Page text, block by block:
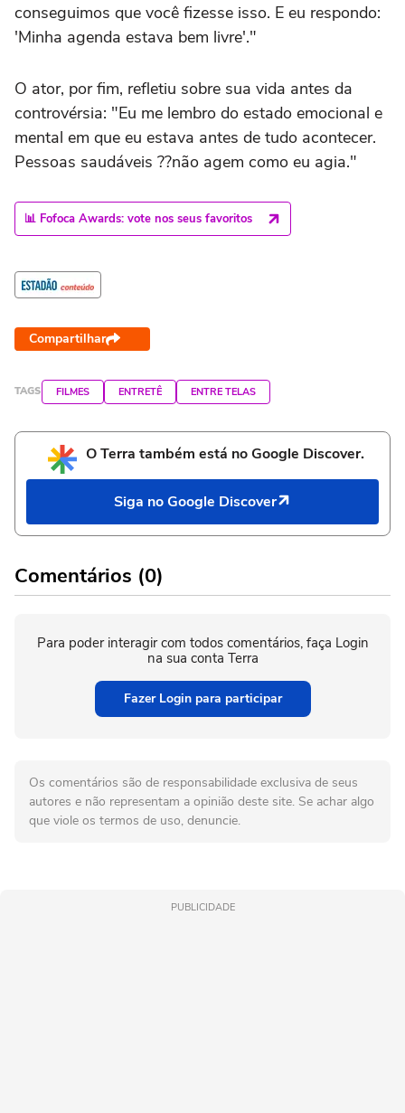
conseguimos que você fizesse isso. E eu respondo:
'Minha agenda estava bem livre'."
O ator, por fim, refletiu sobre sua vida antes da
controvérsia: "Eu me lembro do estado emocional e
mental em que eu estava antes de tudo acontecer.
Pessoas saudáveis ??não agem como eu agia."
📊 Fofoca Awards: vote nos seus favoritos
Compartilhar
TAGS FILMES ENTRETÊ ENTRE TELAS
O Terra também está no Google Discover.
Siga no Google Discover
Comentários (0)
Para poder interagir com todos comentários, faça Login
na sua conta Terra
Fazer Login para participar
Os comentários são de responsabilidade exclusiva de seus
autores e não representam a opinião deste site. Se achar algo
que viole os termos de uso, denuncie.
PUBLICIDADE